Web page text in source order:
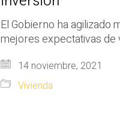
El Gobierno ha
mejores expectativas de
14 noviembre, 2021
Vivienda